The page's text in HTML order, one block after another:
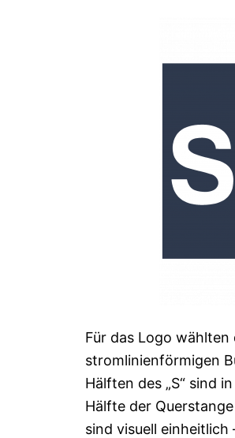
Für das Logo
stromlinienförmigen
Hälften des „S“ sind
Hälfte der
sind visuell einheitlich